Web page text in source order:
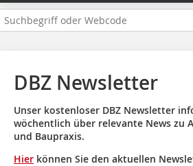
DBZ Newsletter
Unser kostenloser DBZ Newsletter
wöchentlich über relevante News zu
und Baupraxis.
Hier können Sie den aktuellen